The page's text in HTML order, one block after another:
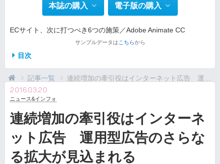
本誌の購入 電子版の購入
ECサイト、次に打つべき6つの施策／Adobe Animate CC
サンプルデータは こちらから
目次
記事一覧 連続増加の牽引役はインターネット広告 運用型広告の...
2016.03.20
ニュース&インフォ
連続増加の牽引役はインターネ
ット広告 運用型広告のさらな
る拡大が見込まれる